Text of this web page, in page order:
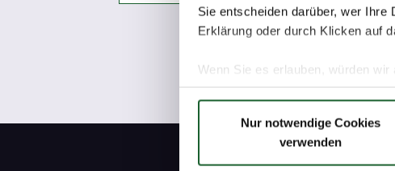
Sie entscheiden darüber, wer
Erklärung oder durch Klicken auf
Wenn Sie es erlauben, würden wir
Informationen über Ihre
Erfahren Sie mehr darüber, wie
Nur notwendige Cookies
verwenden